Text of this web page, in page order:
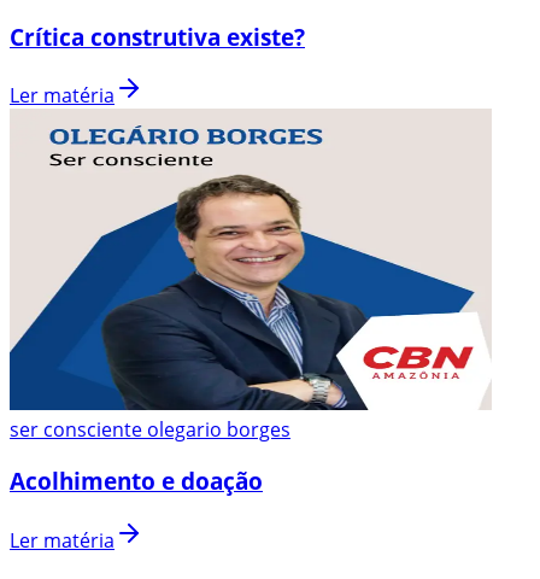
Crítica construtiva existe?
Ler matéria
ser consciente olegario borges
Acolhimento e doação
Ler matéria